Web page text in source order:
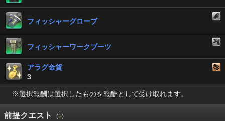
フィッシャーグローブ
フィッシャーワークブーツ
アラグ金貨
3
※選択報酬は選択したものを報酬として受け取れます。
前提クエスト (1)